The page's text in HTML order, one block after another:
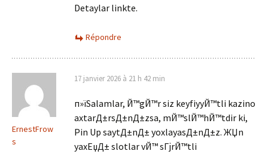
Detaylar linkte.
Répondre
ErnestFrow
s
17 janvier 2026 à 21 h 42 min
п»їSalamlar, Й™gЙ™r siz keyfiyyЙ™tli kazino
axtarД±rsД±nД±zsa, mЙ™slЙ™hЙ™tdir ki,
Pin Up saytД±nД± yoxlayasД±nД±z. ЖЏn
yaxЕџД± slotlar vЙ™ sГјrЙ™tli